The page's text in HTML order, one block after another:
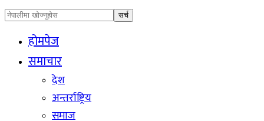
होमपेज
समाचार
देश
अन्तर्राष्ट्रिय
समाज